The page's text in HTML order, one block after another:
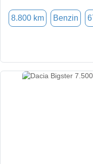
8.800 km Benzin